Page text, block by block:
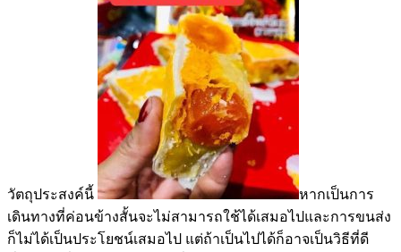
วัตถุประสงค์นี้
หากเป็นการ
เดินทางที่ค่อนข้างสั้นจะไม่สามารถใช้ได้เสมอไปและการขนส่ง
ก็ไม่ได้เป็นประโยชน์เสมอไป แต่ถ้าเป็นไปได้ก็อาจเป็นวิธีที่ดี